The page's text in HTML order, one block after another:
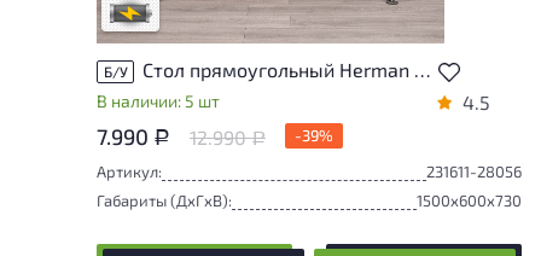
В обработке
Б/У
В наличии: 5 шт 4.5
7.990 Р 12.990Р
-39%
Артикул:
231611-28056
Габариты (ДxГxВ):
1500x600x730